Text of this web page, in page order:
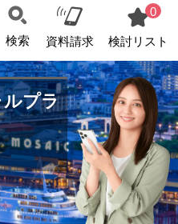
検索 資料請求
0
検討リスト